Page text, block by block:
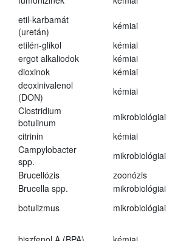
etil-karbamát
(uretán)
kémiai
etilén-glikol
kémiai
ergot alkaliodok
kémiai
dioxinok
kémiai
deoxinivalenol
(DON)
kémiai
Clostridium
botulinum
mikrobiológiai
citrinin
kémiai
Campylobacter
spp.
mikrobiológiai
Brucellózis
zoonózis
Brucella spp.
mikrobiológiai
botulizmus
mikrobiológiai